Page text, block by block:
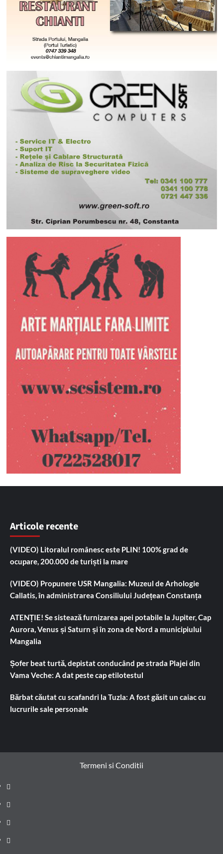
Articole recente
(VIDEO) Litoralul românesc este PLIN! 100% grad de
ocupare, 200.000 de turiști la mare
(VIDEO) Propunere USR Mangalia: Muzeul de Arhologie
Callatis, în administrarea Consiliului Județean Constanța
ATENȚIE! Se sistează furnizarea apei potabile la Jupiter, Cap
Aurora, Venus și Saturn și în zona de Nord a municipiului
Mangalia
Șofer beat turtă, depistat conducând pe strada Plajei din
Vama Veche: A dat peste cap etilotestul
Bărbat căutat cu scafandri la Tuzla: A fost găsit un caiac cu
lucrurile sale personale
Termeni si Conditii
Prima
pagină
Știri
de
ultima
Administrație
locală
Actualitate